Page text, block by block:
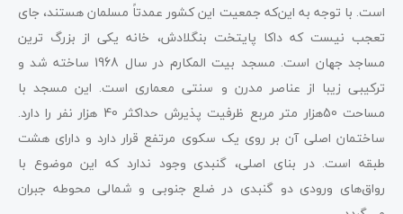
است. با توجه به این‌که جمعیت این کشور عمدتاً مسلمان هستند، جای
تعجب نیست که داکا پایتخت بنگلادش، خانه یکی از بزرگ ترین
مساجد جهان است. مسجد بیت المکارم در سال 1968 ساخته شد و
ترکیبی زیبا از عناصر مدرن و سنتی معماری است. این مسجد با
مساحت 50هزار متر مربع ظرفیت پذیرش حداکثر 40 هزار نفر را دارد.
ساختمان اصلی آن بر روی یک سکوی مرتفع قرار دارد و دارای هشت
طبقه است. در بنای اصلی، گنبدی وجود ندارد که این موضوع با
رواق‌های ورودی دو گنبدی در ضلع جنوبی و شمالی محوطه جبران